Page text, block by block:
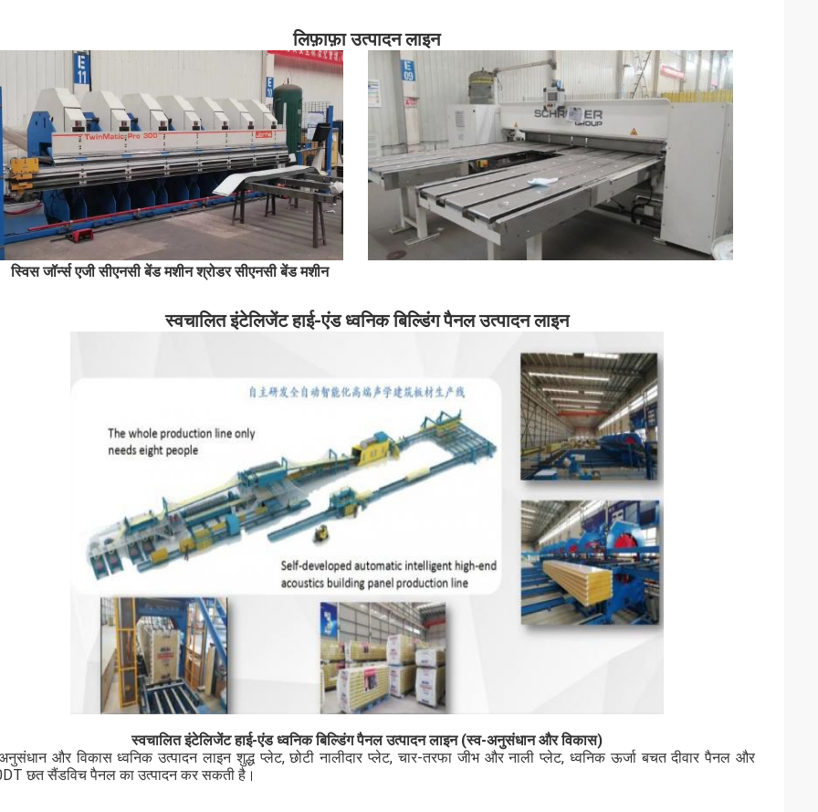
लिफ़ाफ़ा उत्पादन लाइन
स्विस जॉर्न्स एजी सीएनसी बेंड मशीन श्रोडर सीएनसी बेंड मशीन
स्वचालित इंटेलिजेंट हाई-एंड ध्वनिक बिल्डिंग पैनल उत्पादन लाइन
स्वचालित इंटेलिजेंट हाई-एंड ध्वनिक बिल्डिंग पैनल उत्पादन लाइन (स्व-अनुसंधान और विकास)
और विकास ध्वनिक उत्पादन लाइन शुद्ध प्लेट, छोटी नालीदार प्लेट, चार-तरफा जीभ और नाली प्लेट, ध्वनिक ऊर्जा बचत दीवार पैनल और
छत सैंडविच पैनल का उत्पादन कर सकती है।